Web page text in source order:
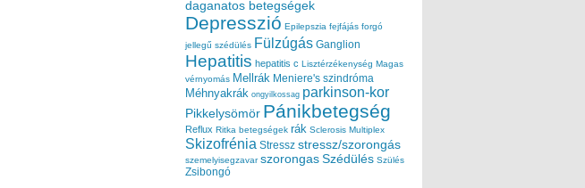
daganatos betegségek
Depresszió Epilepszia fejfájás forgó
jellegű szédülés Fülzúgás Ganglion
Hepatitis hepatitis c Lisztérzékenység Magas
vérnyomás Mellrák Meniere's szindróma
Méhnyakrák ongyilkossag parkinson-kor
Pikkelysömör Pánikbetegség
Reflux Ritka betegségek rák Sclerosis Multiplex
Skizofrénia Stressz stressz/szorongás
szemelyisegzavar szorongas Szédülés Szülés
Zsibongó